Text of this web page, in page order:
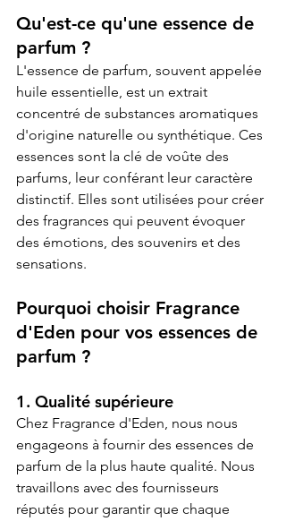
Qu'est-ce qu'une essence de
parfum ?
L'essence de parfum, souvent appelée
huile essentielle, est un extrait
concentré de substances aromatiques
d'origine naturelle ou synthétique. Ces
essences sont la clé de voûte des
parfums, leur conférant leur caractère
distinctif. Elles sont utilisées pour créer
des fragrances qui peuvent évoquer
des émotions, des souvenirs et des
sensations.
Pourquoi choisir Fragrance
d'Eden pour vos essences de
parfum ?
1. Qualité supérieure
Chez Fragrance d'Eden, nous nous
engageons à fournir des essences de
parfum de la plus haute qualité. Nous
travaillons avec des fournisseurs
réputés pour garantir que chaque